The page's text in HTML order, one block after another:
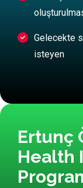
Gelecekte
isteyen
Ertunç
Health